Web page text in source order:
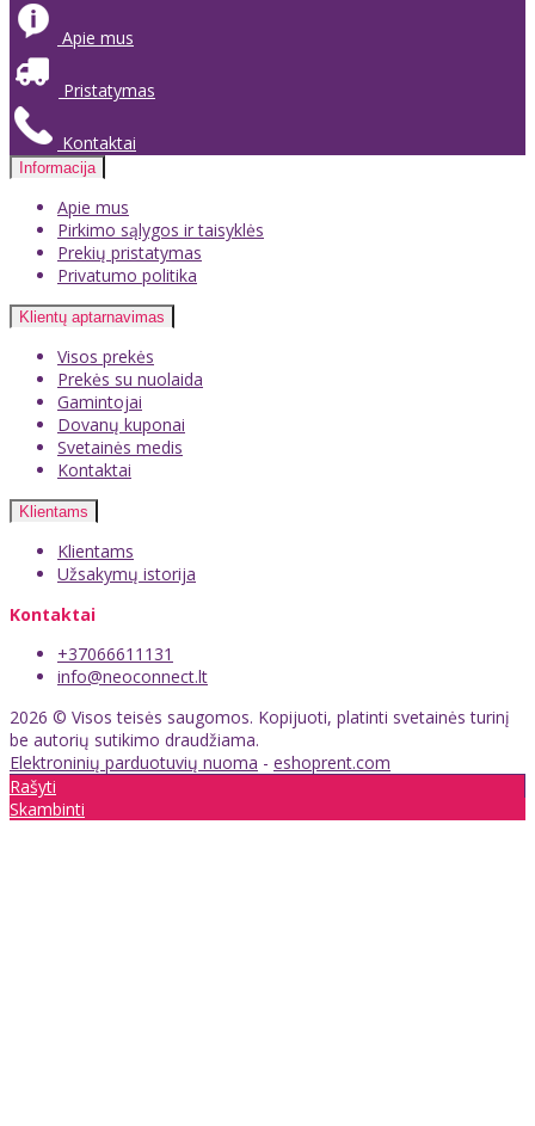
Apie mus
Pristatymas
Kontaktai
Informacija
Apie mus
Pirkimo sąlygos ir taisyklės
Prekių pristatymas
Privatumo politika
Klientų aptarnavimas
Visos prekės
Prekės su nuolaida
Gamintojai
Dovanų kuponai
Svetainės medis
Kontaktai
Klientams
Klientams
Užsakymų istorija
Kontaktai
+37066611131
info@neoconnect.lt
2026 © Visos teisės saugomos. Kopijuoti, platinti svetainės turinį
be autorių sutikimo draudžiama.
Elektroninių parduotuvių nuoma - eshoprent.com
Rašyti
Skambinti